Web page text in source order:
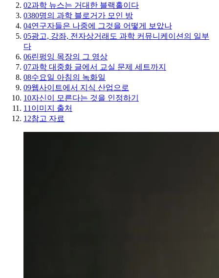
02과학 뉴스는 거대한 블랙홀이다
0380명의 과학 블로거가 모인 방
04연구자들은 나중에 그것을 어떻게 보았나
05광고, 강좌, 전자상거래도 과학 커뮤니케이션의 일부
다
06린펑잉 목장의 그 영상
07과학 대중화 글에서 교실 문제 세트까지
08수요일 아침의 녹화일
09웹사이트에서 지식 산업으로
10자신이 모른다는 것을 인정하기
11 이미지 출처
12참고 자료